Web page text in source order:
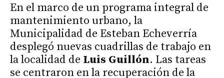
En el marco de un programa integral de
mantenimiento urbano, la
Municipalidad de Esteban Echeverría
desplegó nuevas cuadrillas de trabajo en
la localidad de Luis Guillón. Las tareas
se centraron en la recuperación de la